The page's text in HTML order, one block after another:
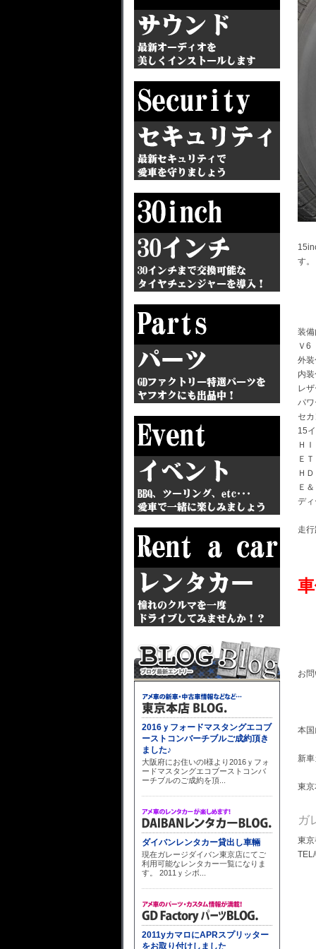
す。
装
Ｖ
外
内
レ
パ
セ
15
Ｈ
Ｅ
Ｈ
Ｅ
デ
走
お
本
新
東
ガ
東